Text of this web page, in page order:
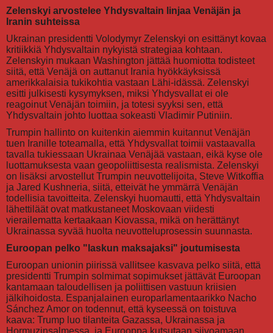
Zelenskyi arvostelee Yhdysvaltain linjaa Venäjän ja
Iranin suhteissa
Ukrainan presidentti Volodymyr Zelenskyi on esittänyt kovaa
kritiikkiä Yhdysvaltain nykyistä strategiaa kohtaan.
Zelenskyin mukaan Washington jättää huomiotta todisteet
siitä, että Venäjä on auttanut Irania hyökkäyksissä
amerikkalaisia tukikohtia vastaan Lähi-idässä. Zelenskyi
esitti julkisesti kysymyksen, miksi Yhdysvallat ei ole
reagoinut Venäjän toimiin, ja totesi syyksi sen, että
Yhdysvaltain johto luottaa sokeasti Vladimir Putiniin.
Trumpin hallinto on kuitenkin aiemmin kuitannut Venäjän
tuen Iranille toteamalla, että Yhdysvallat toimii vastaavalla
tavalla tukiessaan Ukrainaa Venäjää vastaan, eikä kyse ole
luottamuksesta vaan geopoliittisesta realismista. Zelenskyi
on lisäksi arvostellut Trumpin neuvottelijoita, Steve Witkoffia
ja Jared Kushneria, siitä, etteivät he ymmärrä Venäjän
todellisia tavoitteita. Zelenskyi huomautti, että Yhdysvaltain
lähettiläät ovat matkustaneet Moskovaan viidesti
vierailematta kertaakaan Kiovassa, mikä on herättänyt
Ukrainassa syvää huolta neuvotteluprosessin suunnasta.
Euroopan pelko "laskun maksajaksi" joutumisesta
Euroopan unionin piirissä vallitsee kasvava pelko siitä, että
presidentti Trumpin solmimat sopimukset jättävät Euroopan
kantamaan taloudellisen ja poliittisen vastuun kriisien
jälkihoidosta. Espanjalainen europarlamentaarikko Nacho
Sánchez Amor on todennut, että kyseessä on toistuva
kaava: Trump luo tilanteita Gazassa, Ukrainassa ja